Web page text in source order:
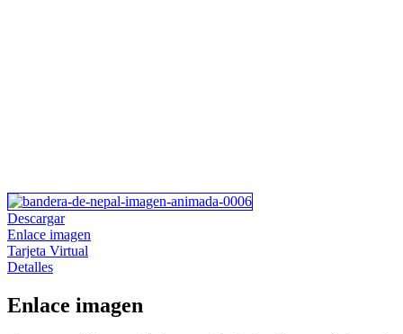
Descargar
Enlace imagen
Tarjeta Virtual
Detalles
Enlace imagen